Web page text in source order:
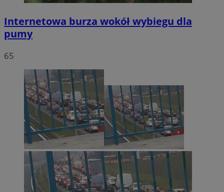
Internetowa burza wokół wybiegu dla
pumy
65